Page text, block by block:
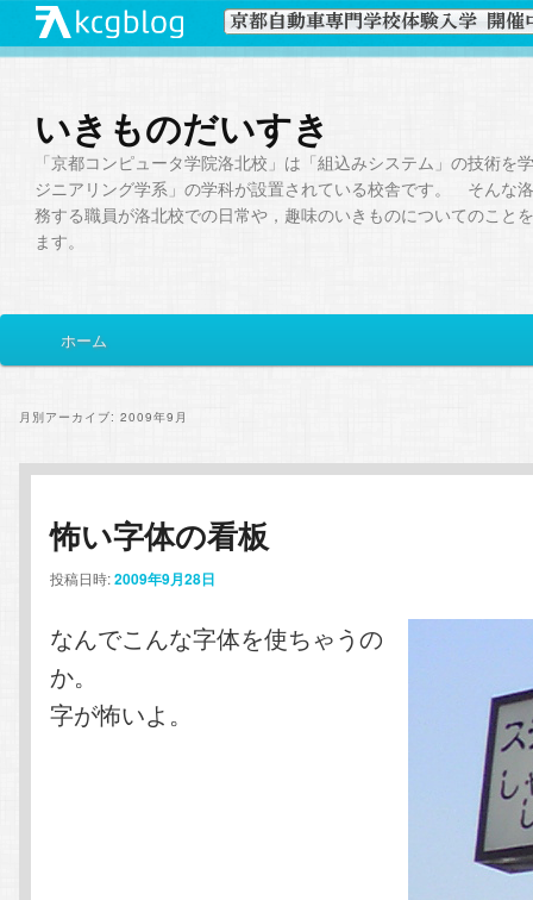
いきものだいすき
「京都コンピュータ学院洛北校」は「組込みシステム」の技術を
ジニアリング学系」の学科が設置されている校舎です。 そんな
務する職員が洛北校での日常や，趣味のいきものについてのこと
ます。
イ
メ
ン
ン
テ
ン
サ
コ
テ
ン
ツ
ホーム
月別アーカイブ:2009年9月
怖い字体の看板
投稿日時:2009年9月28日
なんでこんな字体を使ちゃうの
か。
字が怖いよ。